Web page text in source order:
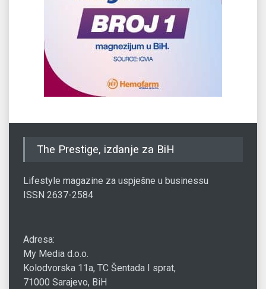
The Prestige, izdanje za BiH
Lifestyle magazine za uspješne u businessu
ISSN 2637-2584
Adresa:
My Media d.o.o.
Kolodvorska 11a, TC Šentada I sprat,
71000 Sarajevo, BiH